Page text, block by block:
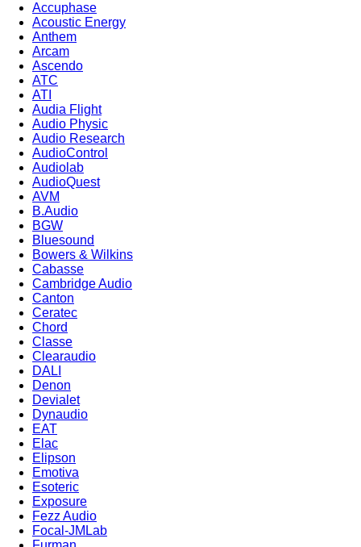
Accuphase
Acoustic Energy
Anthem
Arcam
Ascendo
ATC
ATI
Audia Flight
Audio Physic
Audio Research
AudioControl
Audiolab
AudioQuest
AVM
B.Audio
BGW
Bluesound
Bowers & Wilkins
Cabasse
Cambridge Audio
Canton
Ceratec
Chord
Classe
Clearaudio
DALI
Denon
Devialet
Dynaudio
EAT
Elac
Elipson
Emotiva
Esoteric
Exposure
Fezz Audio
Focal-JMLab